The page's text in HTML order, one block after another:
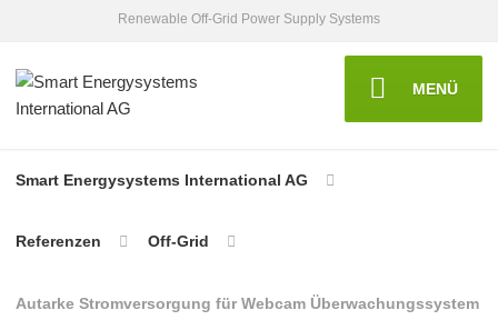
Renewable Off-Grid Power Supply Systems
MENÜ
Smart Energysystems International AG
Referenzen Off-Grid
Autarke Stromversorgung für Webcam Überwachungssystem